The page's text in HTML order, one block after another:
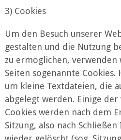
3) Cookies
Um den Besuch unserer
gestalten und die Nutzung
zu ermöglichen, verwenden
Seiten sogenannte
um kleine Textdateien, die
abgelegt werden. Einige
Cookies werden nach dem
Sitzung, also nach